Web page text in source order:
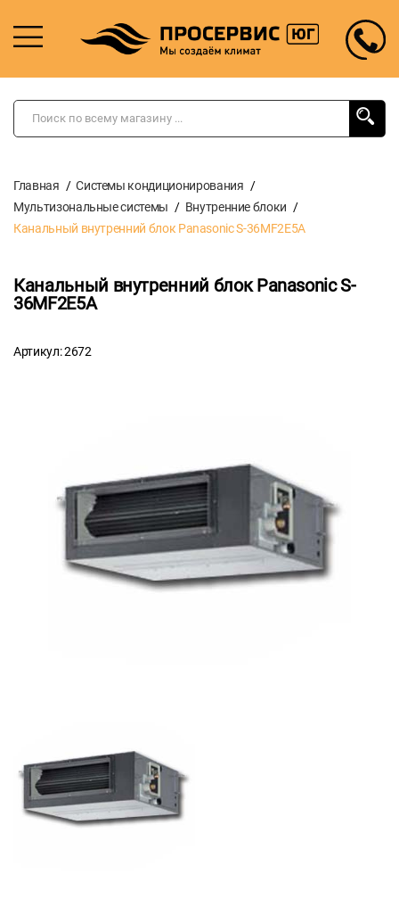
Главная
Системы кондиционирования
Мультизональные системы
Внутренние блоки
Канальный внутренний блок Panasonic S-36MF2E5A
Канальный внутренний блок Panasonic S-
36MF2E5A
Артикул: 2672